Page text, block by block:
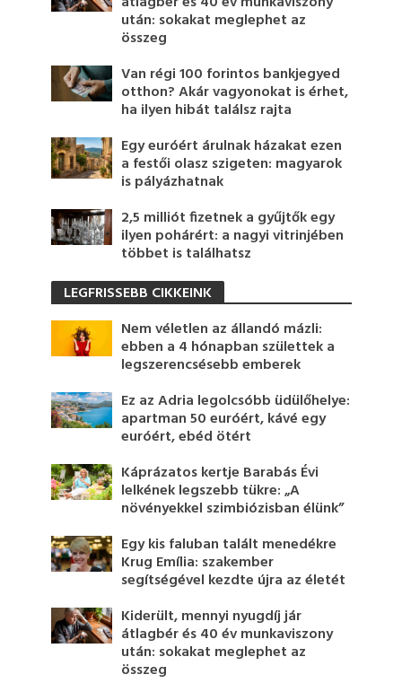
után: sokakat meglephet az
összeg
Van régi 100 forintos bankjegyed
otthon? Akár vagyonokat is érhet,
ha ilyen hibát találsz rajta
Egy euróért árulnak házakat ezen
a festői olasz szigeten: magyarok
is pályázhatnak
2,5 milliót fizetnek a gyűjtők egy
ilyen pohárért: a nagyi vitrinjében
többet is találhatsz
LEGFRISSEBB CIKKEINK
Nem véletlen az állandó mázli:
ebben a 4 hónapban születtek a
legszerencsésebb emberek
Ez az Adria legolcsóbb üdülőhelye:
apartman 50 euróért, kávé egy
euróért, ebéd ötért
Káprázatos kertje Barabás Évi
lelkének legszebb tükre: „A
növényekkel szimbiózisban élünk”
Egy kis faluban talált menedékre
Krug Emília: szakember
segítségével kezdte újra az életét
Kiderült, mennyi nyugdíj jár
átlagbér és 40 év munkaviszony
után: sokakat meglephet az
összeg